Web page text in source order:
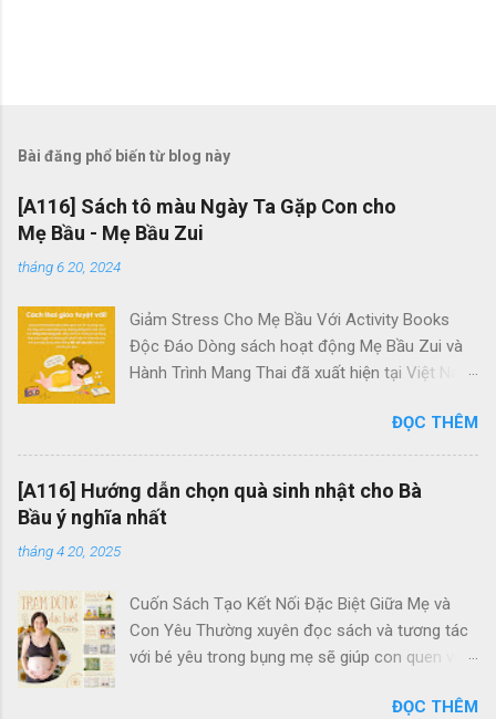
Bài đăng phổ biến từ blog này
[A116] Sách tô màu Ngày Ta Gặp Con cho
Mẹ Bầu - Mẹ Bầu Zui
tháng 6 20, 2024
Giảm Stress Cho Mẹ Bầu Với Activity Books
Độc Đáo Dòng sách hoạt động Mẹ Bầu Zui và
Hành Trình Mang Thai đã xuất hiện tại Việt Nam
hiệu quả. Chúng là những tác phẩm duy nhất
dành riêng cho các mẹ bầu tại đây. Quên đi
những trang sách dày cộp chữ viết và không
cần lo lắng về kiến thức sâu rộ về thai kỳ, bộ
sách hoạt động này tập trung vào những hoạt
đáo, đáng nhớ trong suốt quãng thời gian 9
tháng 10 ngày đầy ý nghĩa. Trong những trang
sách này, mẹ bầu sẽ được trải nghiệm những
ĐỌC THÊM
[A116] Hướng dẫn chọn quà sinh nhật cho Bà
Bầu ý nghĩa nhất
tháng 4 20, 2025
Cuốn Sách Tạo Kết Nối Đặc Biệt Giữa Mẹ và
Con Yêu Thường xuyên đọc sách và tương tác
với bé yêu trong bụng mẹ sẽ giúp con quen với
quan hệ tình cảm sâu sắc giữa mẹ và bé. Qua
ĐỌC THÊM